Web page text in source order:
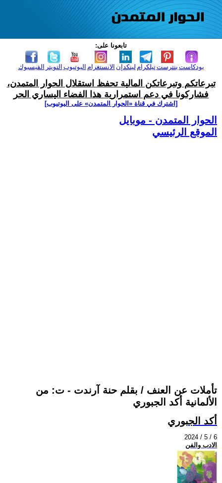
تابعونا على:
الفيسبوك التويتر اليوتيوب الانستغرام لينكدإن تيلكرامبنترست بودكاست
تبرعاتكم وتبرعاتكن المالية تحفظ استقلال الحوار المتمدن،
فشاركونا في دعم استمرارية هذا الفضاء اليساري الحر
[اشترك في قناة ‫«الحوار المتمدن» على اليوتيوب]
الحوار المتمدن - موبايل
الموقع الرئيسي
تأملات عن العنف / بقلم حنة آرندت - ت: من
الألمانية أكد الجبوري
أكد الجبوري
2024 / 5 / 6
الادب والفن